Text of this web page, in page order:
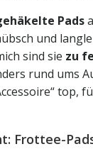
Pads
und
sind sie zu
rund ums
top,
Frottee-